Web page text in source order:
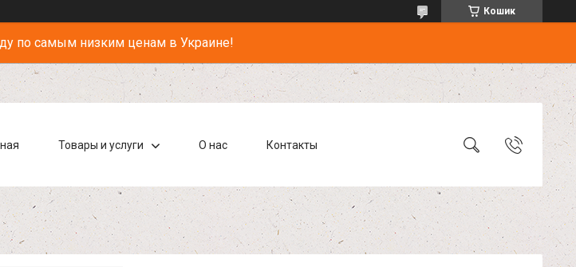
Кошик
по самым низким ценам в Украине!
Товары и услуги О нас Контакты